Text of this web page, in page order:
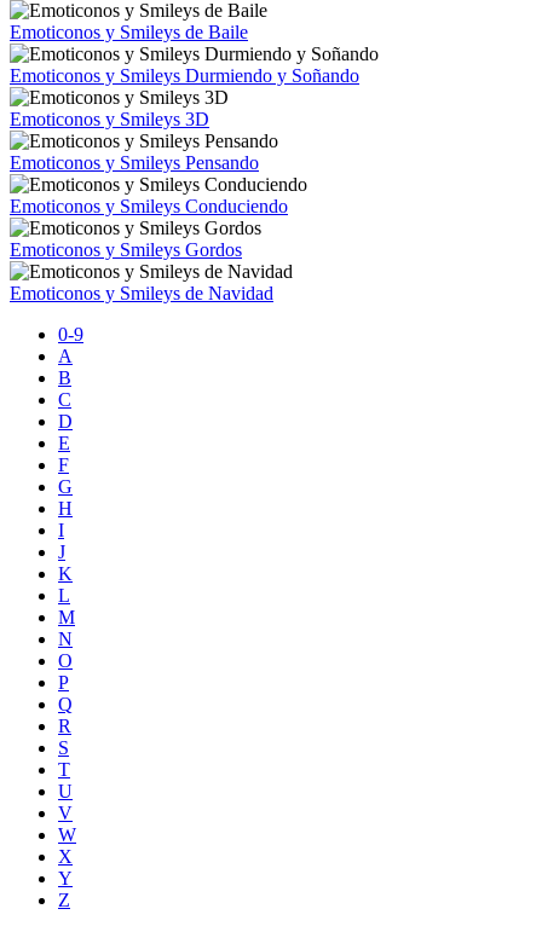
Emoticonos y Smileys de Baile
Emoticonos y Smileys Durmiendo y Soñando
Emoticonos y Smileys 3D
Emoticonos y Smileys Pensando
Emoticonos y Smileys Conduciendo
Emoticonos y Smileys Gordos
Emoticonos y Smileys de Navidad
0-9
A
B
C
D
E
F
G
H
I
J
K
L
M
N
O
P
Q
R
S
T
U
V
W
X
Y
Z